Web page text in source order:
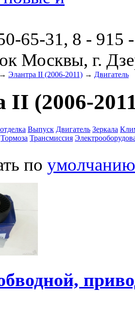
65-31, 8 - 915
Москвы, г.
→ Элантра II (2006-2011) → Двигатель
II (2006-
Выпуск Двигатель Зеркала
Тормоза Трансмиссия
по умолчанию